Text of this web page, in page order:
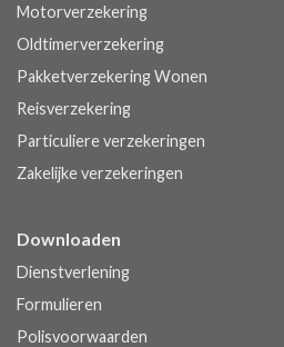
Motorverzekering
Oldtimerverzekering
Pakketverzekering Wonen
Reisverzekering
Particuliere verzekeringen
Zakelijke verzekeringen
Downloaden
Dienstverlening
Formulieren
Polisvoorwaarden